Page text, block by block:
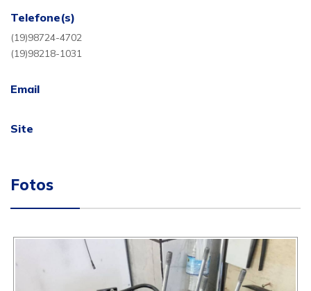
Telefone(s)
(19)98724-4702
(19)98218-1031
Email
Site
Fotos